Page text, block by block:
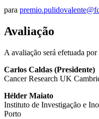
para
Avaliação
A avaliação será efetuada
Carlos Caldas (Presidente)
Cancer Research UK
Hélder Maiato
Instituto de Investigação e
Porto